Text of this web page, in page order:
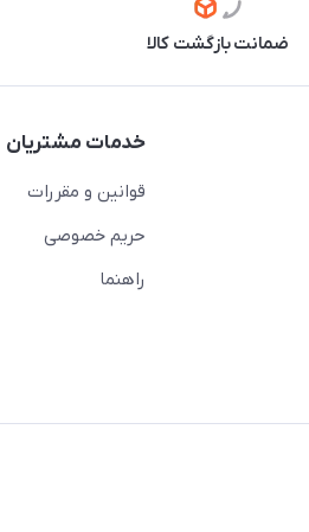
ضمانت بازگشت کالا
خدمات مشتریان
قوانین و مقررات
حریم خصوصی
راهنما